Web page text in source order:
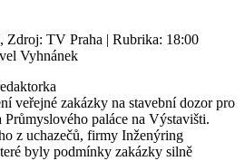
Zdroj: TV Praha | Rubrika: 18:00
Vyhnánek
veřejné zakázky na stavební dozor pro
paláce na Výstavišti.
z uchazečů, firmy Inženýring
byly podmínky zakázky silně